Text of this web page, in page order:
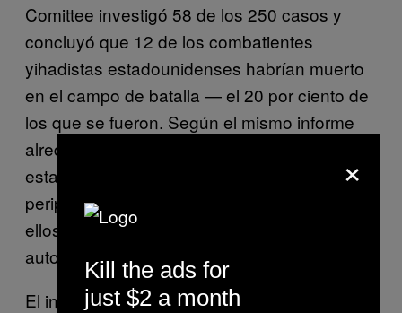
Comittee investigó 58 de los 250 casos y
concluyó que 12 de los combatientes
yihadistas estadounidenses habrían muerto
en el campo de batalla — el 20 por ciento de
los que se fueron. Según el mismo informe
alrededor de 40 ciudadanos
estadounidenses habrían regresado ya de su
periplo por Siria. Sin embargo, solo «cinco de
ellos habrían sido detenidos por las
autoridades».
El informe del Soufan Group apunta también
×
Kill the ads for
just $2 a month